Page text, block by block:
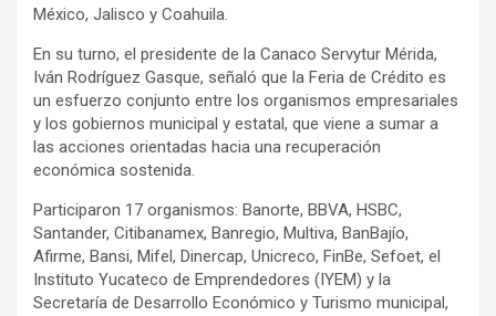
México, Jalisco y Coahuila.
En su turno, el presidente de la Canaco Servytur Mérida,
Iván Rodríguez Gasque, señaló que la Feria de Crédito es
un esfuerzo conjunto entre los organismos empresariales
y los gobiernos municipal y estatal, que viene a sumar a
las acciones orientadas hacia una recuperación
económica sostenida.
Participaron 17 organismos: Banorte, BBVA, HSBC,
Santander, Citibanamex, Banregio, Multiva, BanBajío,
Afirme, Bansi, Mifel, Dinercap, Unicreco, FinBe, Sefoet, el
Instituto Yucateco de Emprendedores (IYEM) y la
Secretaría de Desarrollo Económico y Turismo municipal,